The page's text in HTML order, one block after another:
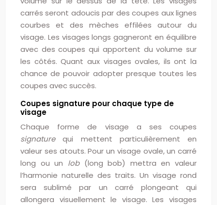
carrés seront adoucis par des coupes aux lignes
courbes et des mèches effilées autour du
visage. Les visages longs gagneront en équilibre
avec des coupes qui apportent du volume sur
les côtés. Quant aux visages ovales, ils ont la
chance de pouvoir adopter presque toutes les
coupes avec succès.
Coupes signature pour chaque type de
visage
Chaque forme de visage a ses coupes
signaturequi mettent particulièrement en
valeur ses atouts. Pour un visage ovale, un carré
long ou un lob (long bob) mettra en valeur
l’harmonie naturelle des traits. Un visage rond
sera sublimé par un carré plongeant qui
allongera visuellement le visage. Les visages